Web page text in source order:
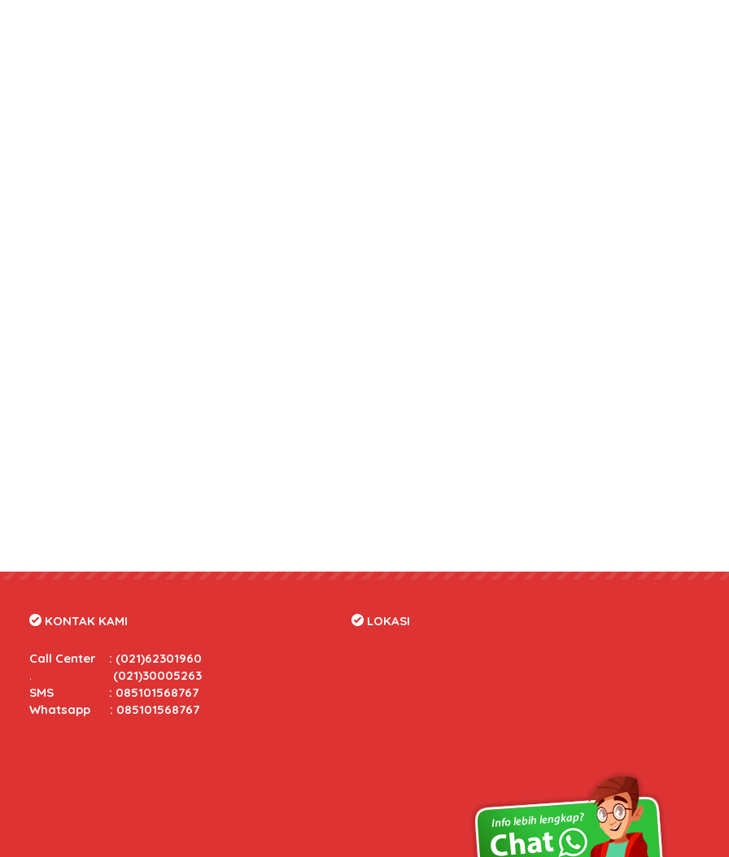
via
yang
di
salah pilih
KONTAK KAMI
Call Center
.(021)30005263
Whatsapp : 085101568767
LOKASI
Copyright © 2020 bateraidanadaptor.com - All rights reserved.